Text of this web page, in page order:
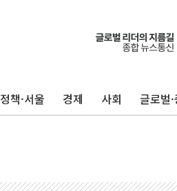
정책·서울 경제 사회 글로벌